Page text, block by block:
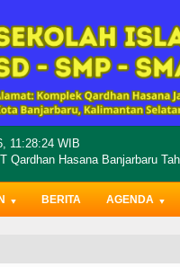
11:28:25 WIB
Qardhan Hasana Banjarbaru
BERITA AGENDA